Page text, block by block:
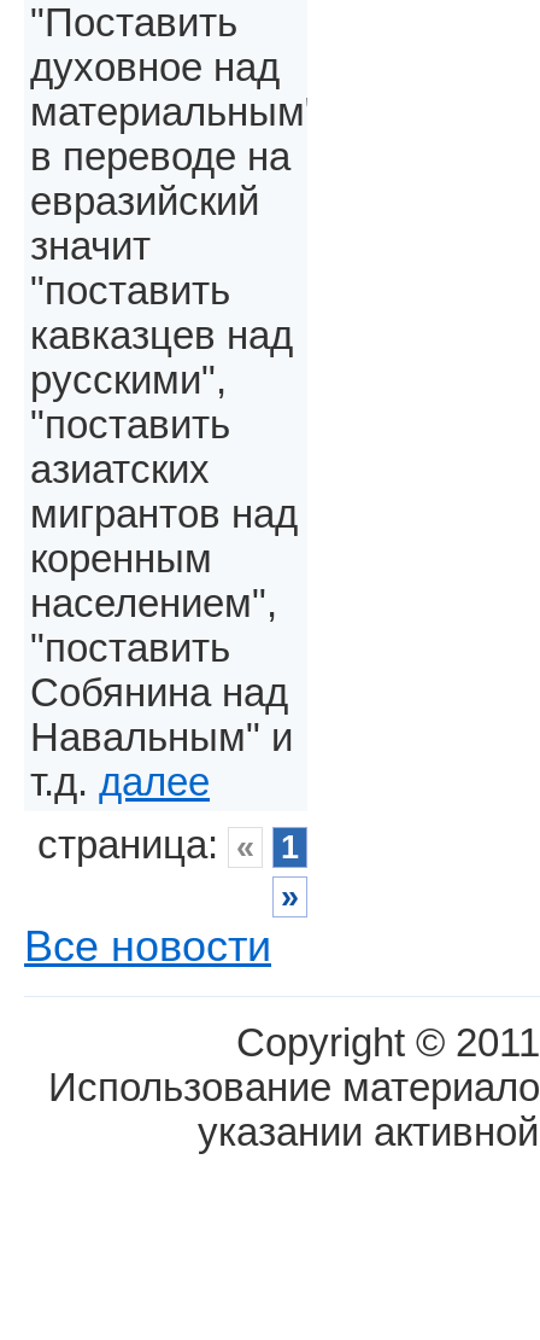
"Поставить
духовное над
материальным"
в переводе на
евразийский
значит
"поставить
кавказцев над
русскими",
"поставить
азиатских
мигрантов над
коренным
населением",
"поставить
Собянина над
Навальным" и
т.д. далее
страница: «
1
»
Все новости
Copyright ©
Использование
указании